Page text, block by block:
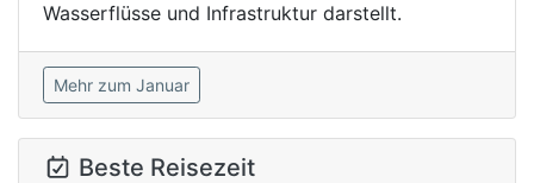
Wasserflüsse und Infrastruktur darstellt.
Mehr zum Januar
Beste Reisezeit